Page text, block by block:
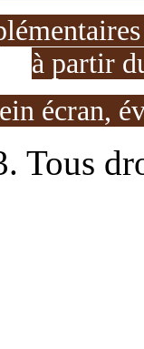
à partir
écran,
Tous